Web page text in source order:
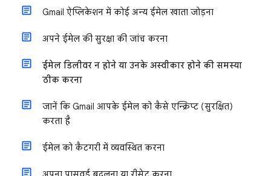
Gmail ऐप्लिकेशन में कोई अन्य ईमेल खाता जोड़ना
अपने ईमेल की सुरक्षा की जांच करना
ईमेल डिलीवर न होने या उनके अस्वीकार होने की समस्या
ठीक करना
जानें कि Gmail आपके ईमेल को कैसे एन्क्रिप्ट (सुरक्षित)
करता है
ईमेल को कैटगरी में व्यवस्थित करना